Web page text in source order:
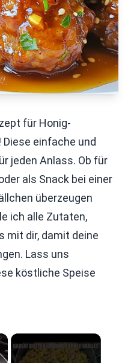
für Honig-
einfache und
jeden Anlass. Ob für
als Snack bei einer
überzeugen
ich alle Zutaten,
mit dir, damit deine
Lass uns
köstliche Speise